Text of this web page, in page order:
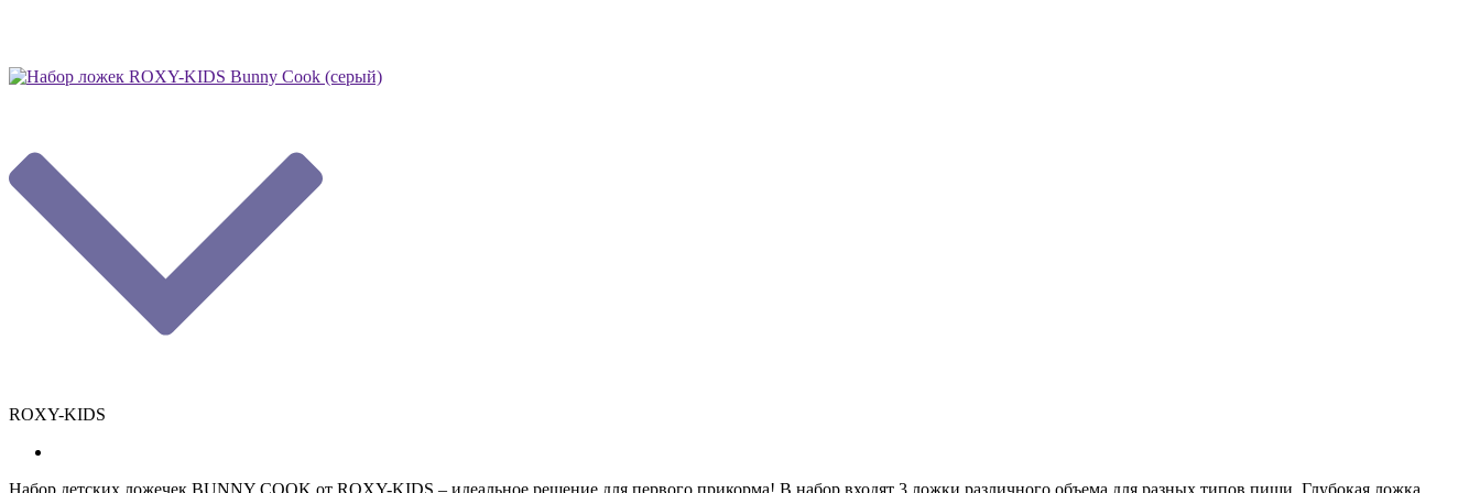
ROXY-KIDS
Набор детских ложечек BUNNY COOK от ROXY-KIDS – идеальное решение для первого прикорма! В набор входят 3 ложки различного объема для разных типов пищи. Глубокая ложка